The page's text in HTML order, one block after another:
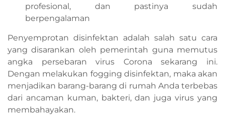
profesional, dan pastinya sudah
berpengalaman
Penyemprotan disinfektan adalah salah satu cara
yang disarankan oleh pemerintah guna memutus
angka persebaran virus Corona sekarang ini.
Dengan melakukan fogging disinfektan, maka akan
menjadikan barang-barang di rumah Anda terbebas
dari ancaman kuman, bakteri, dan juga virus yang
membahayakan.